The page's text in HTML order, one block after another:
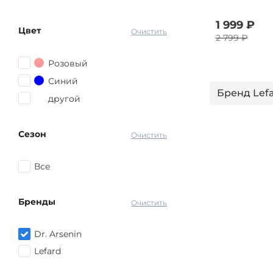
Очистить
Цвет
Розовый
Синий
другой
Очистить
Сезон
Все
Очистить
Бренды
Dr. Arsenin
Lefard
1 999 ₽
2 799 ₽
Бренд